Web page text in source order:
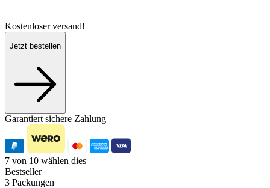
Kostenloser versand!
Jetzt bestellen
Garantiert sichere Zahlung
7 von 10 wählen dies
Bestseller
3 Packungen